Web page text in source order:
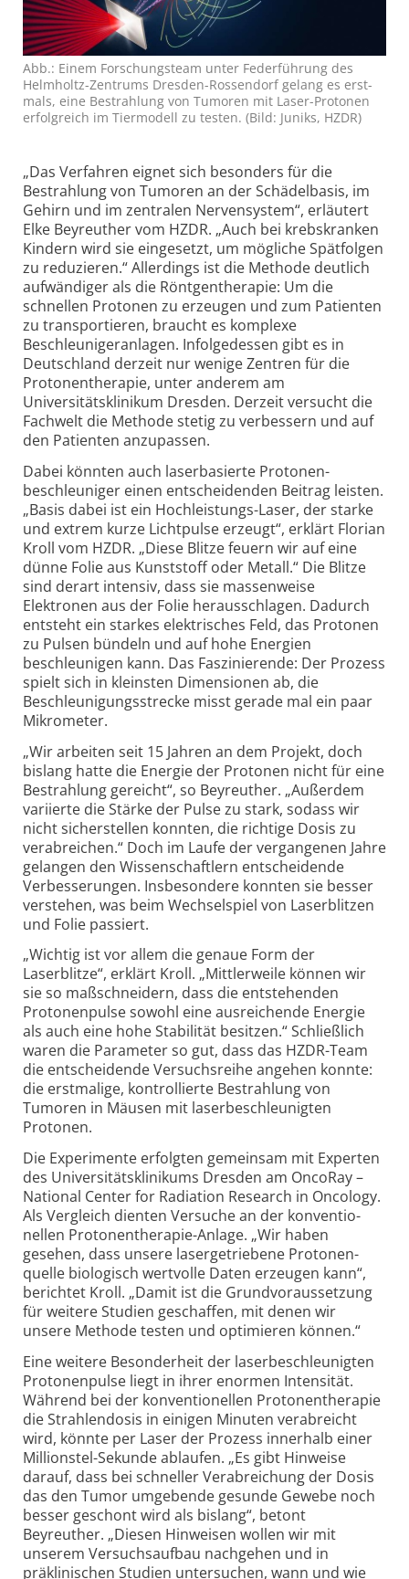
Abb.: Einem Forschungs­team unter Feder­führung des
Helm­holtz-Zentrums Dresden-Rossen­dorf gelang es erst­
mals, eine Be­strah­lung von Tumoren mit Laser-Protonen
erfolg­reich im Tier­modell zu testen. (Bild: Juniks, HZDR)
„Das Verfahren eignet sich besonders für die
Bestrahlung von Tumoren an der Schädel­basis, im
Gehirn und im zentralen Nerven­system“, erläutert
Elke Beyreuther vom HZDR. „Auch bei krebs­kranken
Kindern wird sie eingesetzt, um mögliche Spätfolgen
zu reduzieren.“ Allerdings ist die Methode deutlich
aufwändiger als die Röntgen­therapie: Um die
schnellen Protonen zu erzeugen und zum Patienten
zu trans­portieren, braucht es komplexe
Beschleuniger­anlagen. Infolge­dessen gibt es in
Deutschland derzeit nur wenige Zentren für die
Protonen­therapie, unter anderem am
Universitätsklinikum Dresden. Derzeit versucht die
Fachwelt die Methode stetig zu verbessern und auf
den Patienten anzupassen.
Dabei könnten auch laser­basierte Protonen­
beschleuniger einen entscheidenden Beitrag leisten.
„Basis dabei ist ein Hoch­leistungs-Laser, der starke
und extrem kurze Lichtpulse erzeugt“, erklärt Florian
Kroll vom HZDR. „Diese Blitze feuern wir auf eine
dünne Folie aus Kunststoff oder Metall.“ Die Blitze
sind derart intensiv, dass sie massen­weise
Elektronen aus der Folie heraus­schlagen. Dadurch
entsteht ein starkes elektrisches Feld, das Protonen
zu Pulsen bündeln und auf hohe Energien
beschleunigen kann. Das Faszinierende: Der Prozess
spielt sich in kleinsten Dimensionen ab, die
Beschleunigungs­strecke misst gerade mal ein paar
Mikrometer.
„Wir arbeiten seit 15 Jahren an dem Projekt, doch
bislang hatte die Energie der Protonen nicht für eine
Bestrahlung gereicht“, so Beyreuther. „Außerdem
variierte die Stärke der Pulse zu stark, sodass wir
nicht sicher­stellen konnten, die richtige Dosis zu
verabreichen.“ Doch im Laufe der vergangenen Jahre
gelangen den Wissen­schaftlern entscheidende
Verbes­serungen. Insbesondere konnten sie besser
verstehen, was beim Wechselspiel von Laserblitzen
und Folie passiert.
„Wichtig ist vor allem die genaue Form der
Laserblitze“, erklärt Kroll. „Mittler­weile können wir
sie so maß­schneidern, dass die entstehenden
Protonen­pulse sowohl eine ausreichende Energie
als auch eine hohe Stabilität besitzen.“ Schließlich
waren die Parameter so gut, dass das HZDR-Team
die entscheidende Versuchsreihe angehen konnte:
die erstmalige, kontrol­lierte Bestrahlung von
Tumoren in Mäusen mit laser­beschleunigten
Protonen.
Die Experimente erfolgten gemeinsam mit Experten
des Universitäts­klinikums Dresden am OncoRay –
National Center for Radiation Research in Oncology.
Als Vergleich dienten Versuche an der konven­tio­
nellen Protonen­therapie-Anlage. „Wir haben
gesehen, dass unsere laser­ge­triebene Protonen­
quelle biologisch wertvolle Daten erzeugen kann“,
berichtet Kroll. „Damit ist die Grund­voraus­setzung
für weitere Studien geschaffen, mit denen wir
unsere Methode testen und optimieren können.“
Eine weitere Besonderheit der laser­beschleunigten
Protonenpulse liegt in ihrer enormen Intensität.
Während bei der konven­tio­nellen Protonen­therapie
die Strahlen­dosis in einigen Minuten verabreicht
wird, könnte per Laser der Prozess innerhalb einer
Millionstel-Sekunde ablaufen. „Es gibt Hinweise
darauf, dass bei schneller Verabreichung der Dosis
das den Tumor umgebende gesunde Gewebe noch
besser geschont wird als bislang“, betont
Beyreuther. „Diesen Hinweisen wollen wir mit
unserem Versuchs­aufbau nachgehen und in
präklinischen Studien untersuchen, wann und wie